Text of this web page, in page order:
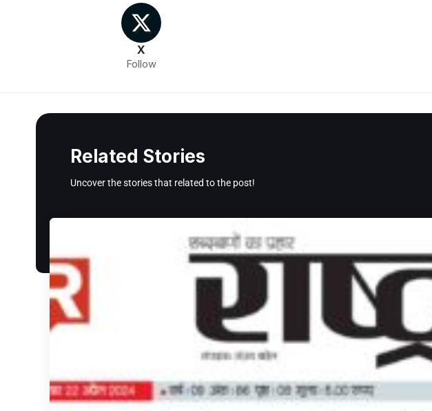
X
Follow
Related Stories
Uncover the stories that related to the post!